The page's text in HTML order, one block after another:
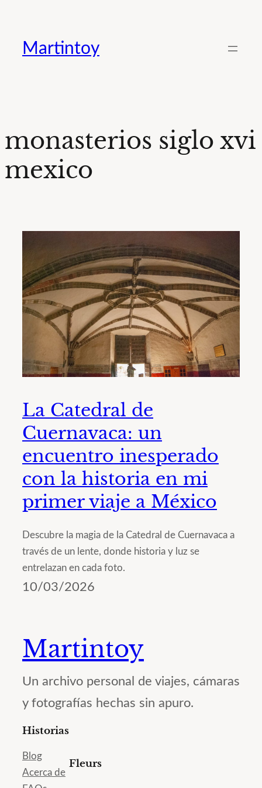
contenido
Martintoy
monasterios siglo xvi
mexico
La Catedral de
Cuernavaca: un
encuentro inesperado
con la historia en mi
primer viaje a México
Descubre la magia de la Catedral de Cuernavaca a
través de un lente, donde historia y luz se
entrelazan en cada foto.
10/03/2026
Martintoy
Un archivo personal de viajes, cámaras
y fotografías hechas sin apuro.
Historias
Blog
Acerca de
Fleurs